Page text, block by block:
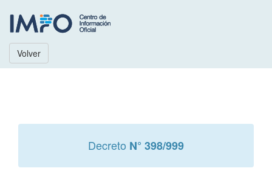
Volver
Decreto N° 398/999